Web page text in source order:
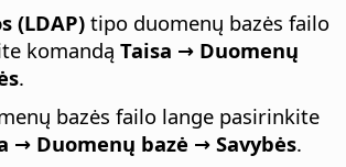
(LDAP) tipo duomenų bazės failo
komandą Taisa → Duomenų
.
bazės failo lange pasirinkite
→ Duomenų bazė → Savybės.